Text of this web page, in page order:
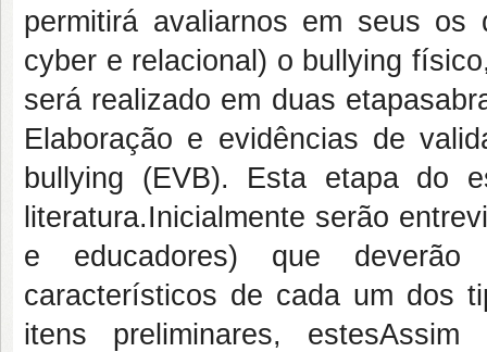
permitirá avaliarnos em seus
cyber e relacional) o bullying
será realizado em duas
Elaboração e evidências de
bullying (EVB). Esta etapa do
literatura.Inicialmente serão
e educadores) que deverão
característicos de cada um dos
itens preliminares,